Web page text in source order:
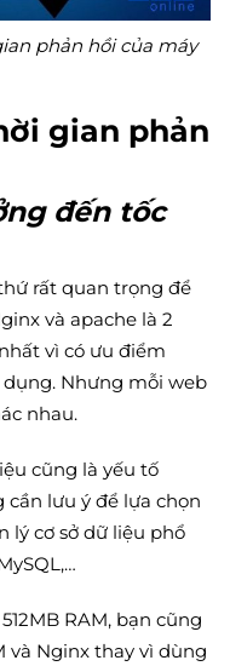
phản hồi của máy
gian phản
đến tốc
rất quan trọng để
và apache là 2
vì có ưu điểm
Nhưng mỗi web
nhau.
cũng là yếu tố
lưu ý để lựa chọn
lý cơ sở dữ liệu phổ
RAM, bạn cũng
và Nginx thay vì dùng